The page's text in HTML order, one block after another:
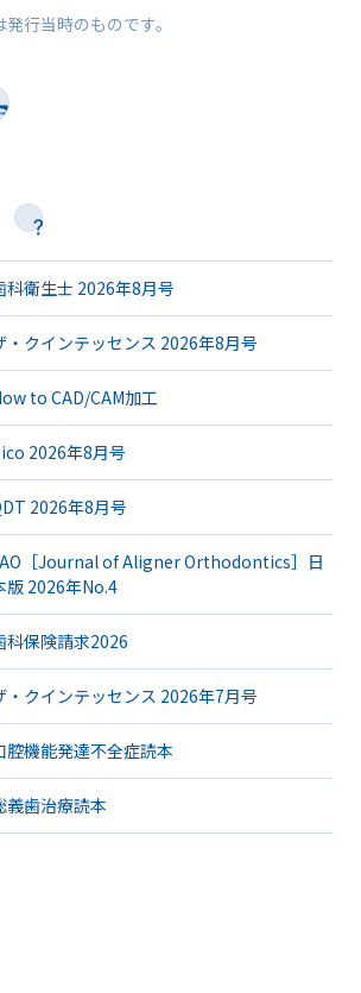
行当時のものです。
科衛生士 2026年8月号
・クインテッセンス 2026年8月号
to CAD/CAM加工
2026年8月号
2026年8月号
［Journal of Aligner Orthodontics］日
版 2026年No.4
科保険請求2026
・クインテッセンス 2026年7月号
腔機能発達不全症読本
義歯治療読本